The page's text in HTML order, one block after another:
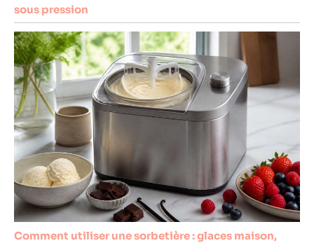
sous pression
Comment utiliser une sorbetière : glaces maison,